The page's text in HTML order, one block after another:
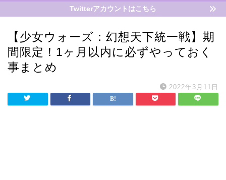
Twitterアカウントはこちら
【少女ウォーズ：幻想天下統一戦】期
間限定！1ヶ月以内に必ずやっておく
事まとめ
2022年3月11日